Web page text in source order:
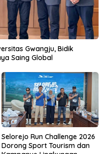
Gwangju, Bidik
Saing Global
Selorejo Run Challenge 2026
Dorong Sport Tourism dan